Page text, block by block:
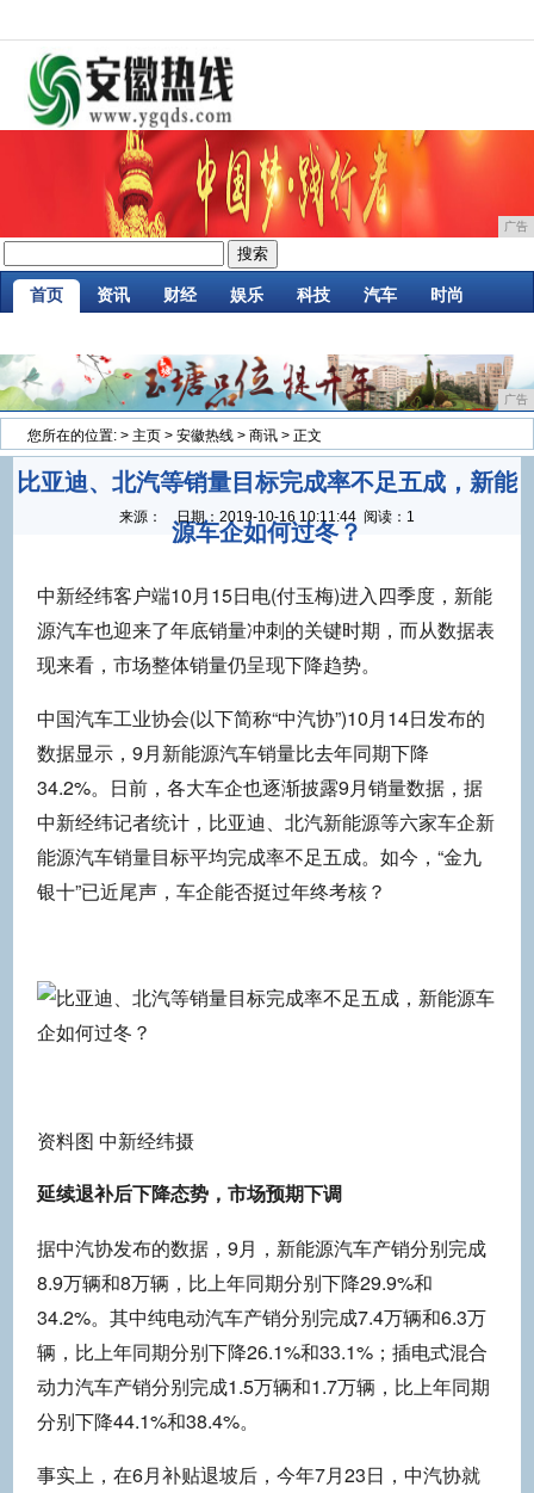
广告
首页 资讯 财经 娱乐 科技 汽车 时尚
广告
您所在的位置: > 主页 > 安徽热线 > 商讯 > 正文
比亚迪、北汽等销量目标完成率不足五成，新能
源车企如何过冬？
来源： 日期： 2019-10-16 10:11:44 阅读：1
中新经纬客户端10月15日电(付玉梅)进入四季度，新能
源汽车也迎来了年底销量冲刺的关键时期，而从数据表
现来看，市场整体销量仍呈现下降趋势。
中国汽车工业协会(以下简称“中汽协”)10月14日发布的
数据显示，9月新能源汽车销量比去年同期下降
34.2%。日前，各大车企也逐渐披露9月销量数据，据
中新经纬记者统计，比亚迪、北汽新能源等六家车企新
能源汽车销量目标平均完成率不足五成。如今，“金九
银十”已近尾声，车企能否挺过年终考核？
资料图 中新经纬摄
延续退补后下降态势，市场预期下调
据中汽协发布的数据，9月，新能源汽车产销分别完成
8.9万辆和8万辆，比上年同期分别下降29.9%和
34.2%。其中纯电动汽车产销分别完成7.4万辆和6.3万
辆，比上年同期分别下降26.1%和33.1%；插电式混合
动力汽车产销分别完成1.5万辆和1.7万辆，比上年同期
分别下降44.1%和38.4%。
事实上，在6月补贴退坡后，今年7月23日，中汽协就